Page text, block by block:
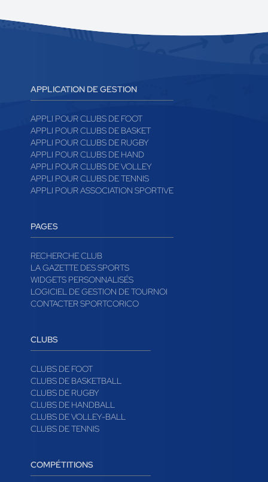
APPLICATION DE GESTION
APPLI POUR CLUBS DE FOOT
APPLI POUR CLUBS DE BASKET
APPLI POUR CLUBS DE RUGBY
APPLI POUR CLUBS DE HAND
APPLI POUR CLUBS DE VOLLEY
APPLI POUR CLUBS DE TENNIS
APPLI POUR ASSOCIATION SPORTIVE
PAGES
RECHERCHE CLUB
LA GAZETTE DES SPORTS
WIDGETS PERSONNALISÉS
LOGICIEL DE GESTION DE TOURNOI
CONTACTER SPORTCORICO
CLUBS
CLUBS DE FOOT
CLUBS DE BASKETBALL
CLUBS DE RUGBY
CLUBS DE HANDBALL
CLUBS DE VOLLEY-BALL
CLUBS DE TENNIS
COMPÉTITIONS